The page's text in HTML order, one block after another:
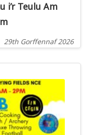
i’r Teulu Am
29th Gorffennaf 2026